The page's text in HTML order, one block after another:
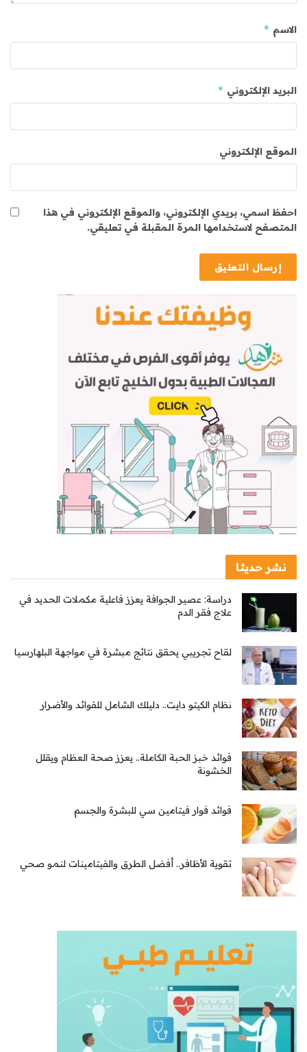
الاسم *
البريد الإلكتروني *
الموقع الإلكتروني
احفظ اسمي، بريدي الإلكتروني، والموقع الإلكتروني في هذا
المتصفح لاستخدامها المرة المقبلة في تعليقي.
نشر حديثا
دراسة: عصير الجوافة يعزز فاعلية مكملات الحديد في
علاج فقر الدم
لقاح تجريبي يحقق نتائج مبشرة في مواجهة البلهارسيا
نظام الكيتو دايت.. دليلك الشامل للفوائد والأضرار
فوائد خبز الحبة الكاملة.. يعزز صحة العظام ويقلل
الخشونة
فوائد فوار فيتامين سي للبشرة والجسم
تقوية الأظافر.. أفضل الطرق والفيتامينات لنمو صحي